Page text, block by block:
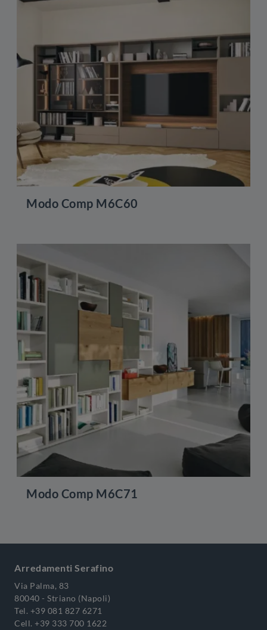
Modo Comp M6C60
Modo Comp M6C71
Arredamenti Serafino
Via Palma, 83
80040 - Striano (Napoli)
Tel. +39 081 827 6271
Cell. +39 333 700 1622